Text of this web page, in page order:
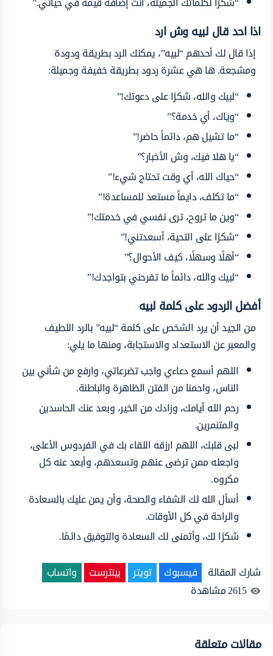
اذا احد قال لبيه وش ارد
إذا قال لك أحدهم “لبيه”، يمكنك الرد بطريقة ودودة
ومشجعة. ها هي عشرة ردود بطريقة خفيفة وجميلة:
“لبيك والله، شكرًا على دعوتك!”
“وياك، أي خدمة؟”
“ما تشيل هم، دائماً حاضر!”
“يا هلا فيك، وش الأخبار؟”
“حياك الله، أي وقت تحتاج شيء!”
“ما تكلف، دايماً مستعد للمساعدة!”
“وين ما تروح، ترى نفسي في خدمتك!”
“شكرًا على التحية، أسعدتني!”
“أهلًا وسهلًا، كيف الأحوال؟”
“لبيك والله، دائماً ما تفرحني بتواجدك!”
أفضل الردود على كلمة لبيه
من الجيد أن يرد الشخص على كلمة “لبيه” بالرد اللطيف
والمعبر عن الاستعداد والاستجابة، ومنها ما يلي:
اللهم أسمع دعاءي واجب تضرعاتي، وارفع من شأني بين
الناس، واحمنا من الفتن الظاهرة والباطنة.
رحم الله أيامك، وزادك من الخير، وبعد عنك الحاسدين
والمتنمرين.
لبى قلبك، اللهم ارزقه اللقاء بك في الفردوس الأعلى،
واجعله ممن ترضى عنهم وتسعدهم، وأبعد عنه كل
مكروه.
أسأل الله لك الشفاء والصحة، وأن يمن عليك بالسعادة
والراحة في كل الأوقات.
شكرًا لك، وأتمنى لك السعادة والتوفيق دائمًا.
شارك المقالة
فيسبوك تويتر بينترست
واتساب
2615مشاهدة
مقالات متعلقة